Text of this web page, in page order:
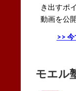
き出すポ
動画を公
>>
モエル